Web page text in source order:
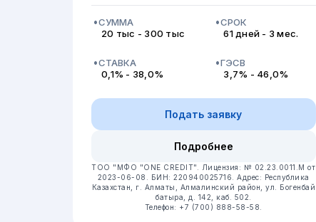
СУММА
20 тыс - 300 тыс
СРОК
61 дней - 3 мес.
СТАВКА
0,1% - 38,0%
ГЭСВ
3,7% - 46,0%
Подать заявку
Подробнее
ТОО "МФО "ONE CREDIT".
Лицензия: № 02.23.0011.M от
2023-06-08. БИН: 220940025716.Адрес: Республика
Казахстан, г. Алматы, Алмалинский район, ул. Богенбай
батыра, д. 142, каб. 502.
Телефон: +7 (700) 888-58-58.